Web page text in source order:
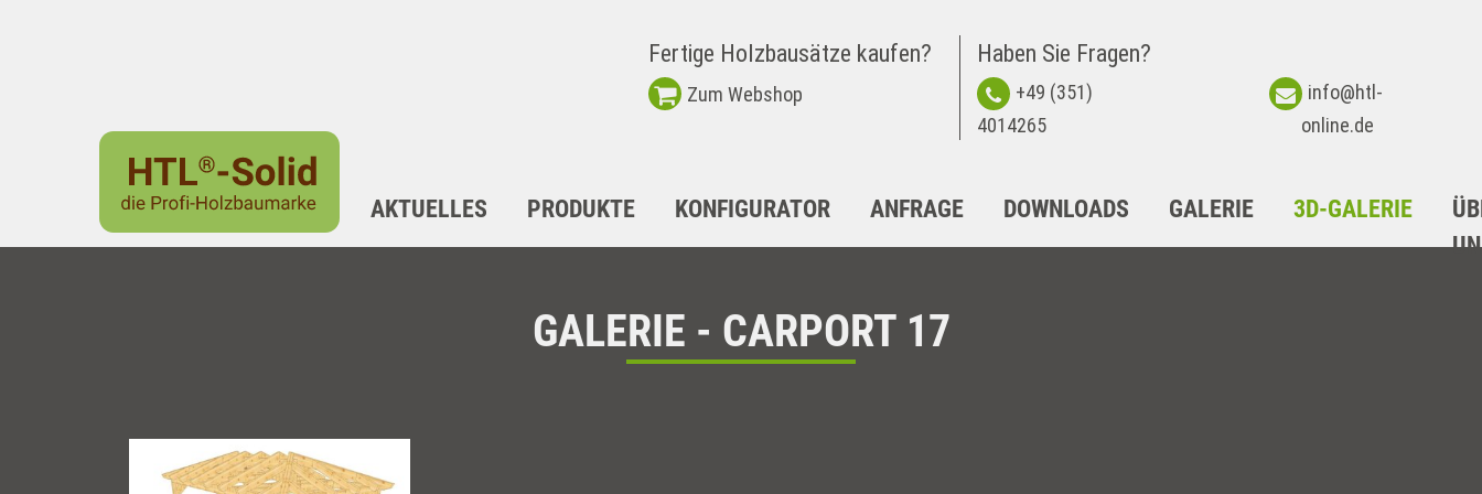
Fertige Holzbausätze kaufen?
Zum Webshop
Haben Sie Fragen?
+49 (351)
4014265
info@htl-
online.de
AKTUELLES PRODUKTE KONFIGURATOR ANFRAGE DOWNLOADS GALERIE 3D-GALERIE
GALERIE - CARPORT 17